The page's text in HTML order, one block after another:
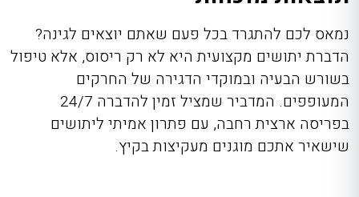
נמאס לכם להתגרד בכל פעם שאתם יוצאים לגינה?
הדברת יתושים מקצועית היא לא רק ריסוס, אלא טיפול
בשורש הבעיה ובמוקדי הדגירה של החרקים
המעופפים. המדביר שמציל זמין להדברה 24/7
בפריסה ארצית רחבה, עם פתרון אמיתי ליתושים
שישאיר אתכם מוגנים מעקיצות בקיץ.